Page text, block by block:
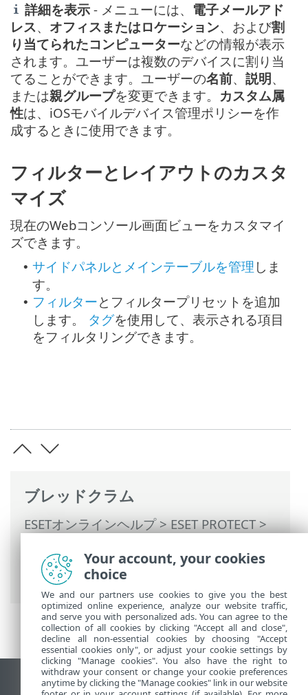
ブレッドクラム
ESETオンラインヘルプ>ESET PROTECT>
インメニュー> 詳細> コンピューターユー
ザー
詳細を表示 - メニューには、 電子メールアド
レス、 オフィスまたはロケーション、および割
り当てられたコンピューターなどの情報が表示
されます。ユーザーは複数のデバイスに割り当
てることができます。ユーザーの名前、 説明、
または親グループを変更できます。 カスタム属
性は、iOSモバイルデバイス管理ポリシーを作
成するときに使用できます。
フィルターとレイアウトのカスタ
マイズ
現在のWebコンソール画面ビューをカスタマイ
ズできます。
• サイドパネルとメインテーブルを管理 しま
す。
• フィルターとフィルタープリセットを追加
します。 タグを使用して、表示される項目
をフィルタリングできます。
デスクトップサイトの表示
Your account, your cookies
choice
We and our partners use cookies to give you the best
optimized online experience, analyze our website traffic,
and serve you with personalized ads. You can agree to the
collection of all cookies by clicking "Accept all and close",
decline all non-essential cookies by choosing "Accept
essential cookies only", or adjust your cookie settings by
clicking "Manage cookies". You also have the right to
withdraw your consent or change your cookie preferences
anytime by clicking the "Manage cookies" link in our website